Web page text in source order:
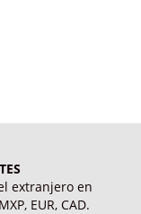
extranjero en
EUR, CAD.